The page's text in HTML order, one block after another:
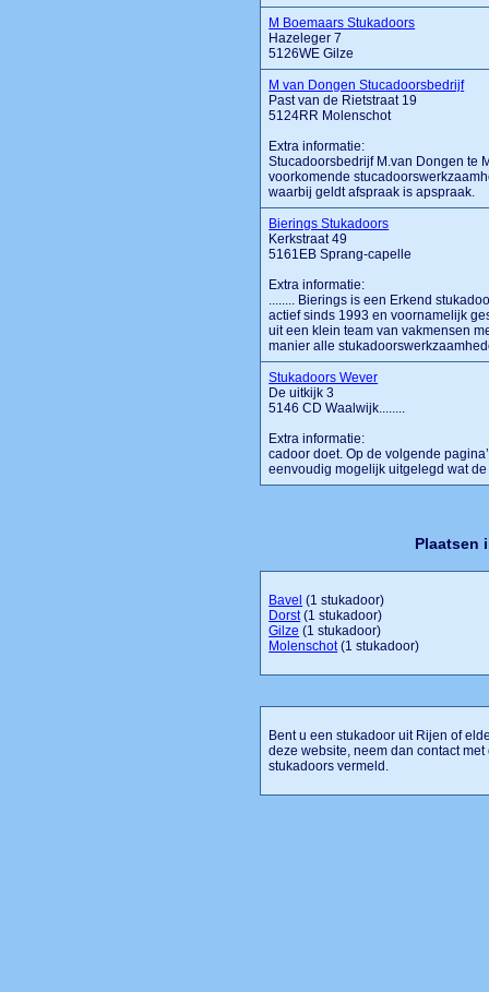
M Boemaars Stukadoors
Hazeleger 7
5126WE Gilze
M van Dongen Stucadoorsbedrijf
Past van de Rietstraat 19
5124RR Molenschot
Extra informatie:
Stucadoorsbedrijf M.van Dongen te
voorkomende
waarbij geldt afspraak is apspraak.
Bierings Stukadoors
Kerkstraat 49
5161EB Sprang-capelle
Extra informatie:
........ Bierings is een Erkend
actief sinds 1993 en voornamelijk
uit een klein team van vakmensen
manier alle
Stukadoors Wever
De uitkijk 3
5146 CD Waalwijk........
Extra informatie:
cadoor doet. Op de volgende
eenvoudig mogelijk uitgelegd wat
Plaatsen
Bavel (1 stukadoor)
Dorst(1 stukadoor)
Gilze (1 stukadoor)
Molenschot(1 stukadoor)
Bent u een stukadoor uit Rijen of
deze website, neem dan contact
stukadoors vermeld.